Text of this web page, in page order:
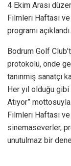
4 Ekim Arası
Filmleri Haftası
programı açıklandı.
Bodrum Golf
protokolü, önde
tanınmış sanatçı
Her yıl olduğu gibi
Atıyor”
Filmleri Haftası
sinemaseverler,
unutulmaz bir